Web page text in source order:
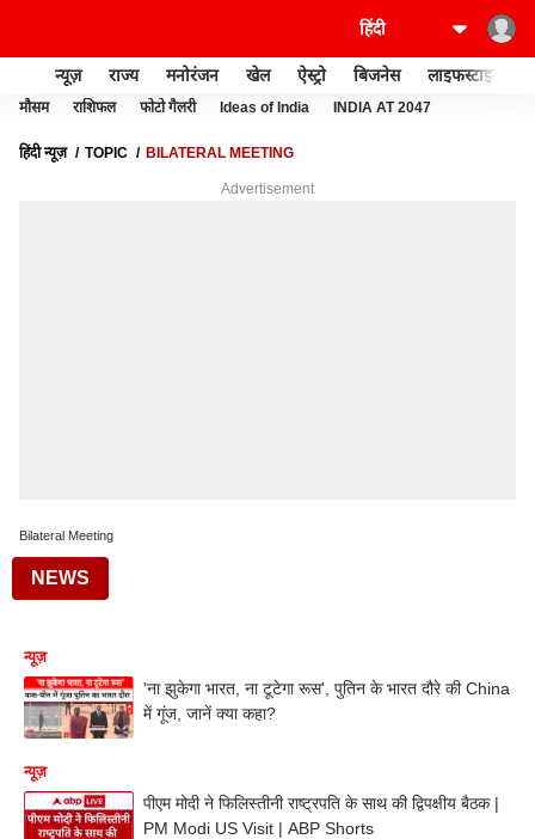
न्यूज़ राज्य मनोरंजन खेल ऐस्ट्रो बिजनेस लाइफस्टाइल
मौसम राशिफल फोटो गैलरी Ideas of India INDIA AT 2047
हिंदी न्यूज़ TOPIC BILATERAL MEETING
Advertisement
Bilateral Meeting
NEWS
न्यूज़
'ना झुकेगा भारत, ना टूटेगा रूस', पुतिन के भारत दौरे की China
में गूंज, जानें क्या कहा?
न्यूज़
पीएम मोदी ने फिलिस्तीनी राष्ट्रपति के साथ की द्विपक्षीय बैठक |
PM Modi US Visit | ABP Shorts